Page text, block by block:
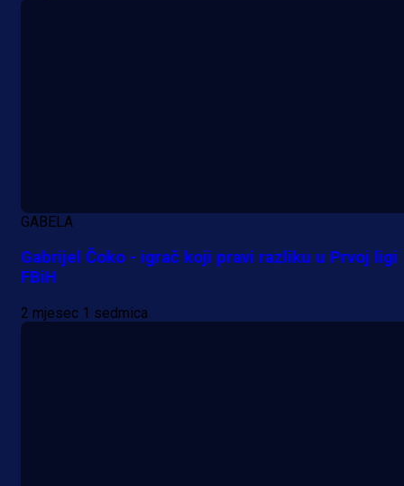
18 h 42 min
GABELA
Gabrijel Čoko - igrač koji pravi razliku u Prvoj ligi
FBiH
2 mjesec 1 sedmica